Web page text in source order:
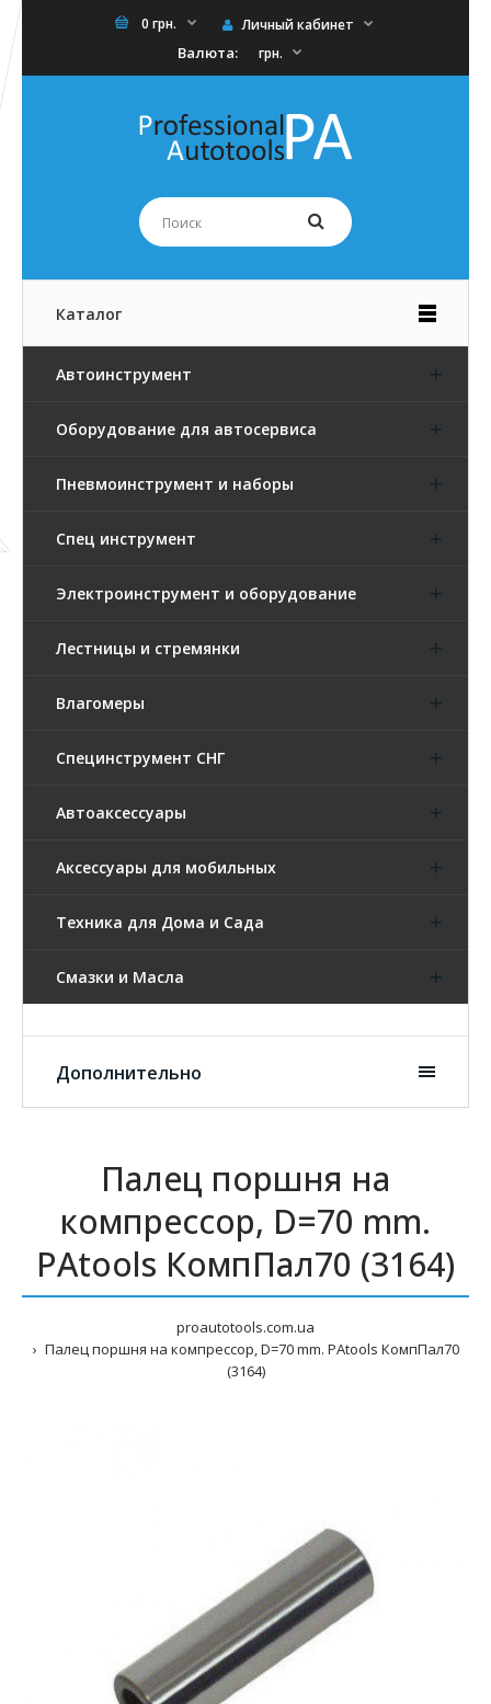
0 грн. Личный кабинет
Валюта: грн.
Каталог
Автоинструмент
Оборудование для автосервиса
Пневмоинструмент и наборы
Спец инструмент
Электроинструмент и оборудование
Лестницы и стремянки
Влагомеры
Специнструмент СНГ
Автоаксессуары
Аксессуары для мобильных
Техника для Дома и Сада
Смазки и Масла
Дополнительно
Палец поршня на
компрессор, D=70 mm.
PAtools КомпПал70 (3164)
proautotools.com.ua
Палец поршня на компрессор, D=70 mm. PAtools КомпПал70
(3164)